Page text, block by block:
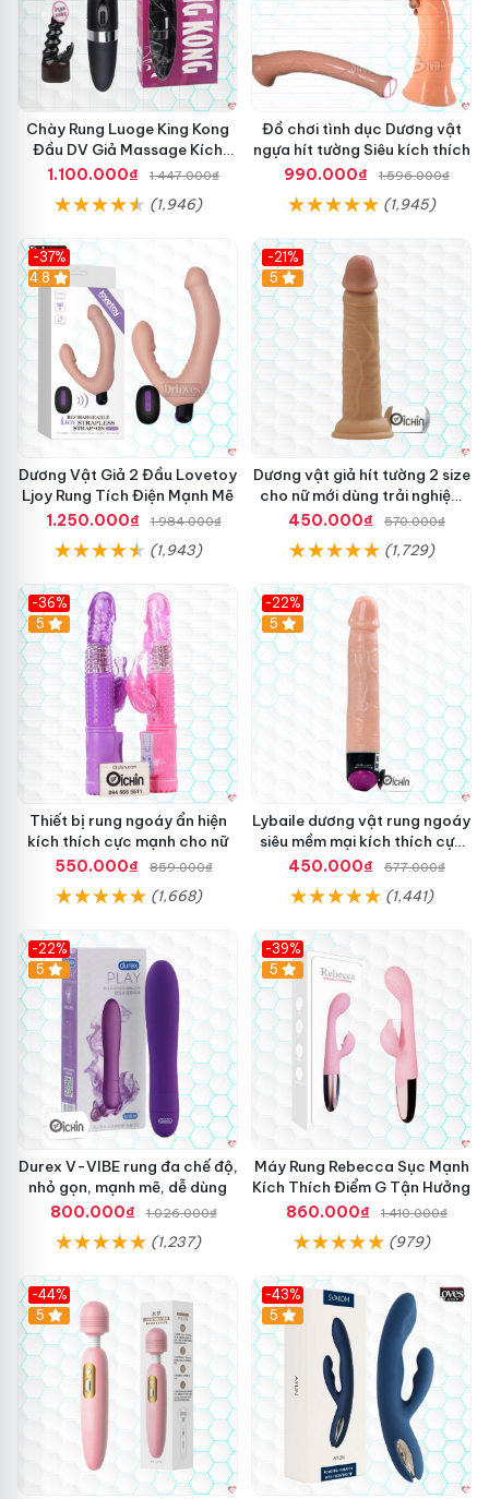
Chày Rung Luoge King Kong
Đầu DV Giả Massage Kích
Thích
1.100.000₫ 1.447.000₫
(1,946)
Đồ chơi tình dục Dương vật
ngựa hít tường Siêu kích thích
990.000₫
1.596.000₫
(1,945)
-37%
Hot
4.8
Dương Vật Giả 2 Đầu Lovetoy
Ljoy Rung Tích Điện Mạnh Mẽ
1.250.000₫
1.984.000₫
(1,943)
-21%
Hot
5
Dương vật giả hít tường 2 size
cho nữ mới dùng trải nghiệm
thật
450.000₫ 570.000₫
(1,729)
-36%
Hot
5
Thiết bị rung ngoáy ẩn hiện
kích thích cực mạnh cho nữ
550.000₫
859.000₫
(1,668)
-22%
Hot
5
Lybaile dương vật rung ngoáy
siêu mềm mại kích thích cực
mạnh
450.000₫ 577.000₫
(1,441)
-22%
Hot
5
Durex V-VIBE rung đa chế độ,
nhỏ gọn, mạnh mẽ, dễ dùng
800.000₫
1.026.000₫
(1,237)
-39%
Hot
5
Máy Rung Rebecca Sục Mạnh
Kích Thích Điểm G Tận Hưởng
860.000₫
1.410.000₫
(979)
-44%
Hot
5
-43%
Hot
5